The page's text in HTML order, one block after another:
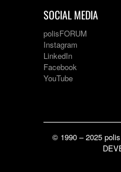
SOCIAL MEDIA
polisFORUM
Instagram
LinkedIn
Facebook
YouTube
© 1990 – 2025